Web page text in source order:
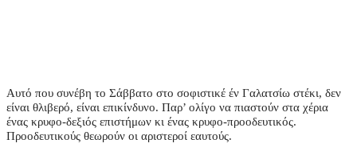
Αυτό που συνέβη το Σάββατο στο σοφιστικέ έν Γαλατσίω στέκι, δεν
είναι θλιβερό, είναι επικίνδυνο. Παρ’ ολίγο να πιαστούν στα χέρια
ένας κρυφο-δεξιός επιστήμων κι ένας κρυφο-προοδευτικός.
Προοδευτικούς θεωρούν οι αριστεροί εαυτούς.